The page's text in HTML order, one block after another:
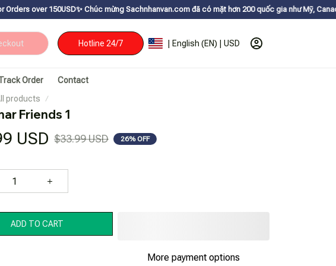
ㅤ✨ Chúc mừng Sachnhanvan.com đã có mặt hơn 200 quốc gia như Mỹ, Canada, Úc, Nhật,
Hotline 24/7 | English (EN) | USD
Order
Contact
products
Friends 1
USD $33.99 USD 26% OFF
ADD TO CART
More payment options